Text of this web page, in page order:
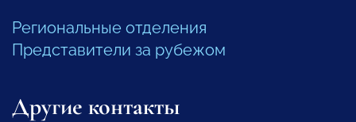
Региональные отделения
Представители за рубежом
Другие контакты